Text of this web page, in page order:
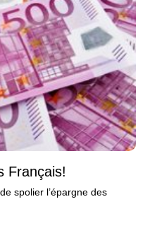
Français!
spolier l’épargne des